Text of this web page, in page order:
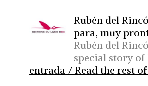
Rubén del
para, muy
Rubén del
special story of
entrada / Read the rest